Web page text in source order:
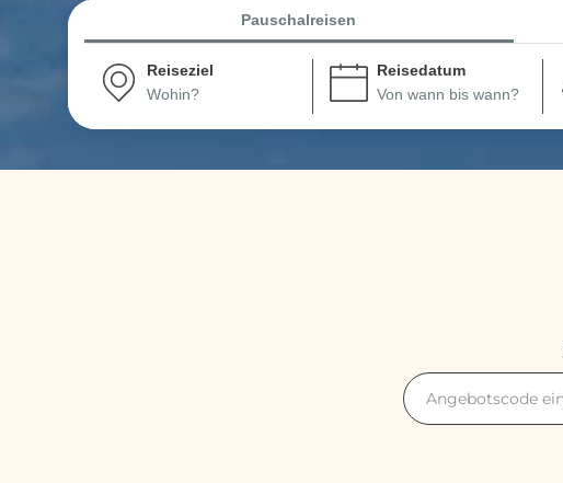
Pauschalreisen
Reiseziel Reisedatum
Angebotscode